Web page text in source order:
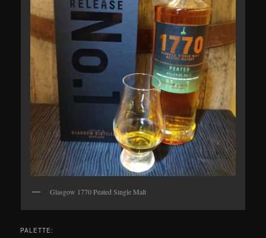
Glasgow 1770 Peated Single Malt
PALETTE: